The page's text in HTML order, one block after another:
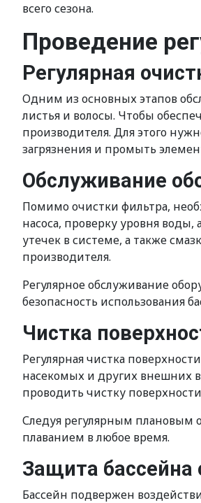
всего сезона.
Проведение
Регулярная
Одним из основных этапов
листья и волосы. Чтобы
производителя. Для этого
загрязнения и промыть
Обслуживание
Помимо очистки фильтра,
насоса, проверку уровня
утечек в системе, а также
производителя.
Регулярное обслуживание
безопасность использования
Чистка
Регулярная чистка
насекомых и других внешних
проводить чистку
Следуя регулярным плановым
плаванием в любое время.
Защита бассейна
Бассейн подвержен